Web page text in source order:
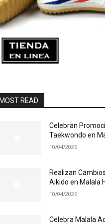
READ
Celebran
Taekwondo en
10/04/2026
Realizan
Aikido en Malala
10/04/2026
Celebra Malala